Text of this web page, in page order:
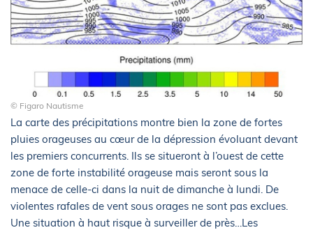
© Figaro Nautisme
La carte des précipitations montre bien la zone de fortes
pluies orageuses au cœur de la dépression évoluant devant
les premiers concurrents. Ils se situeront à l’ouest de cette
zone de forte instabilité orageuse mais seront sous la
menace de celle-ci dans la nuit de dimanche à lundi. De
violentes rafales de vent sous orages ne sont pas exclues.
Une situation à haut risque à surveiller de près…Les